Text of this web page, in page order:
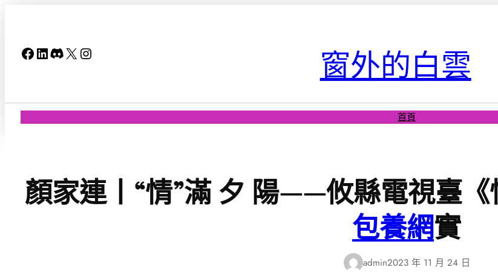
Facebook
LinkedIn
Discord
X Instagram 窗外的白雲
首頁
顏家連丨“情”滿 夕 陽——攸縣電視臺
包養網實
admin2023 年 11 月 24 日